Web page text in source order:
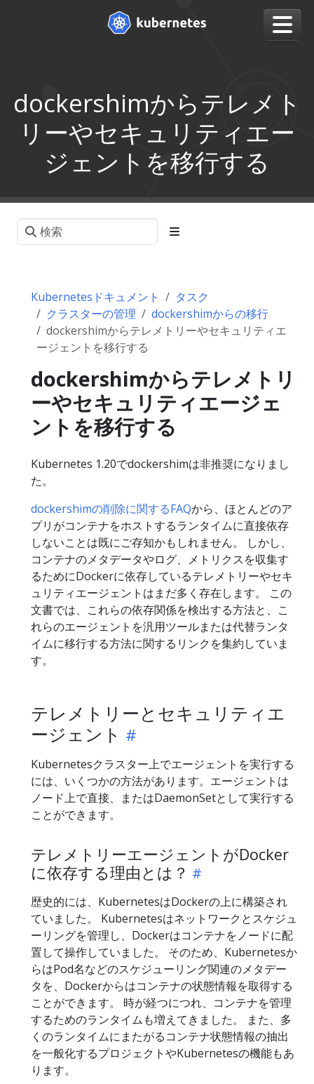
dockershimからテレメト
リーやセキュリティエー
ジェントを移行する
Kubernetesドキュメント
タスク
クラスターの管理
dockershimからの移行
dockershimからテレメトリーやセキュリティエ
ージェントを移行する
dockershimからテレメトリ
ーやセキュリティエージェ
ントを移行する
Kubernetes 1.20でdockershimは非推奨になりまし
た。
dockershimの削除に関するFAQから、ほとんどのア
プリがコンテナをホストするランタイムに直接依存
しないことは既にご存知かもしれません。 しかし、
コンテナのメタデータやログ、メトリクスを収集す
るためにDockerに依存しているテレメトリーやセキ
ュリティエージェントはまだ多く存在します。 この
文書では、これらの依存関係を検出する方法と、こ
れらのエージェントを汎用ツールまたは代替ランタ
イムに移行する方法に関するリンクを集約していま
す。
テレメトリーとセキュリティエ
ージェント
Kubernetesクラスター上でエージェントを実行する
には、いくつかの方法があります。エージェントは
ノード上で直接、またはDaemonSetとして実行する
ことができます。
テレメトリーエージェントがDocker
に依存する理由とは？
歴史的には、KubernetesはDockerの上に構築され
ていました。 Kubernetesはネットワークとスケジュ
ーリングを管理し、Dockerはコンテナをノードに配
置して操作していました。 そのため、Kubernetesか
らはPod名などのスケジューリング関連のメタデー
タを、Dockerからはコンテナの状態情報を取得する
ことができます。 時が経つにつれ、コンテナを管理
するためのランタイムも増えてきました。 また、多
くのランタイムにまたがるコンテナ状態情報の抽出
を一般化するプロジェクトやKubernetesの機能もあ
ります。